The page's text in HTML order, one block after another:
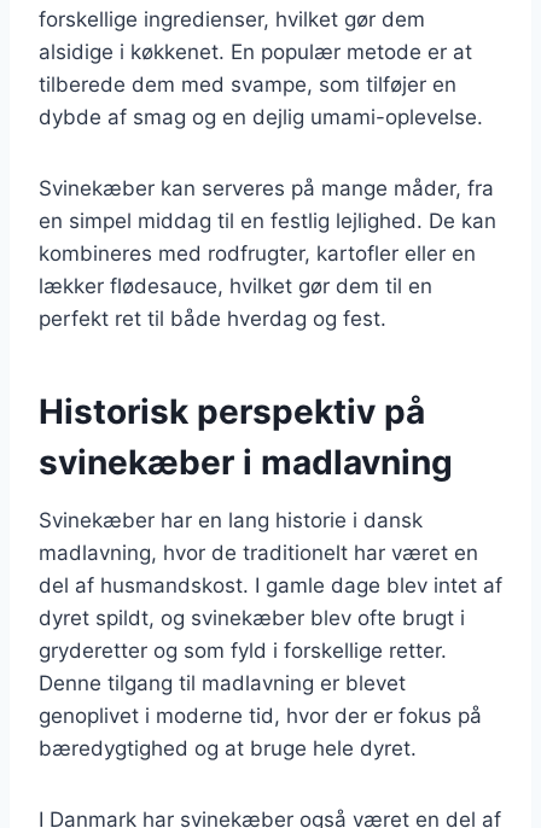
forskellige ingredienser, hvilket gør dem
alsidige i køkkenet. En populær metode er at
tilberede dem med svampe, som tilføjer en
dybde af smag og en dejlig umami-oplevelse.
Svinekæber kan serveres på mange måder, fra
en simpel middag til en festlig lejlighed. De kan
kombineres med rodfrugter, kartofler eller en
lækker flødesauce, hvilket gør dem til en
perfekt ret til både hverdag og fest.
Historisk perspektiv på
svinekæber i madlavning
Svinekæber har en lang historie i dansk
madlavning, hvor de traditionelt har været en
del af husmandskost. I gamle dage blev intet af
dyret spildt, og svinekæber blev ofte brugt i
gryderetter og som fyld i forskellige retter.
Denne tilgang til madlavning er blevet
genoplivet i moderne tid, hvor der er fokus på
bæredygtighed og at bruge hele dyret.
I Danmark har svinekæber også været en del af